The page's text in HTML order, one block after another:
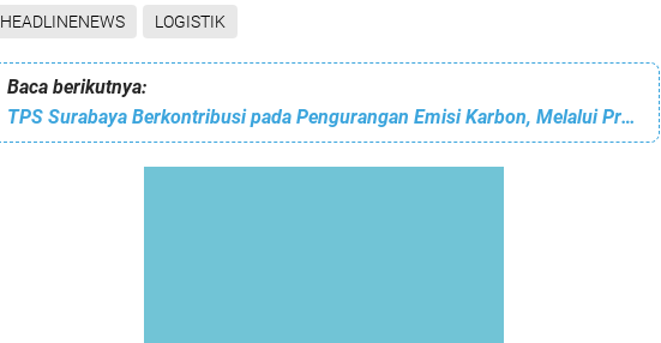
HEADLINENEWS LOGISTIK
Baca berikutnya:
TPS Surabaya Berkontribusi pada Pengurangan Emisi Karbon, Melalui Program "High Plantation, Zero Emission"